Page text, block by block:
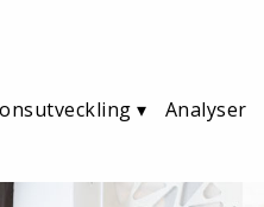
Analyser